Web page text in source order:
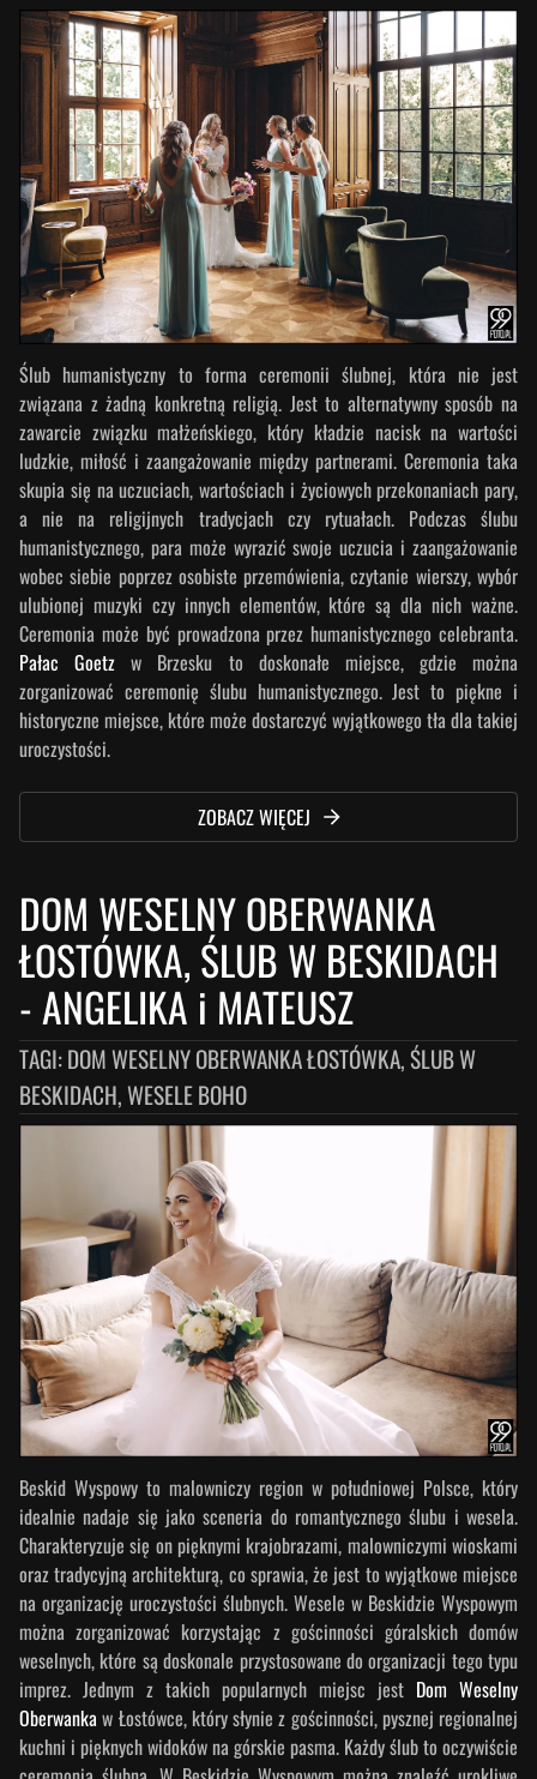
Ślub humanistyczny to forma ceremonii ślubnej, która nie jest
związana z żadną konkretną religią. Jest to alternatywny sposób na
zawarcie związku małżeńskiego, który kładzie nacisk na wartości
ludzkie, miłość i zaangażowanie między partnerami. Ceremonia taka
skupia się na uczuciach, wartościach i życiowych przekonaniach pary,
a nie na religijnych tradycjach czy rytuałach. Podczas ślubu
humanistycznego, para może wyrazić swoje uczucia i zaangażowanie
wobec siebie poprzez osobiste przemówienia, czytanie wierszy, wybór
ulubionej muzyki czy innych elementów, które są dla nich ważne.
Ceremonia może być prowadzona przez humanistycznego celebranta.
Pałac Goetz w Brzesku to doskonałe miejsce, gdzie można
zorganizować ceremonię ślubu humanistycznego. Jest to piękne i
historyczne miejsce, które może dostarczyć wyjątkowego tła dla takiej
uroczystości.
ZOBACZ WIĘCEJ
DOM WESELNY OBERWANKA
ŁOSTÓWKA, ŚLUB W BESKIDACH
- ANGELIKA i MATEUSZ
TAGI:DOM WESELNY OBERWANKA ŁOSTÓWKA, ŚLUB W
BESKIDACH, WESELE BOHO
Beskid Wyspowy to malowniczy region w południowej Polsce, który
idealnie nadaje się jako sceneria do romantycznego ślubu i wesela.
Charakteryzuje się on pięknymi krajobrazami, malowniczymi wioskami
oraz tradycyjną architekturą, co sprawia, że jest to wyjątkowe miejsce
na organizację uroczystości ślubnych. Wesele w Beskidzie Wyspowym
można zorganizować korzystając z gościnności góralskich domów
weselnych, które są doskonale przystosowane do organizacji tego typu
imprez. Jednym z takich popularnych miejsc jest Dom Weselny
Oberwankaw Łostówce, który słynie z gościnności, pysznej regionalnej
kuchni i pięknych widoków na górskie pasma. Każdy ślub to oczywiście